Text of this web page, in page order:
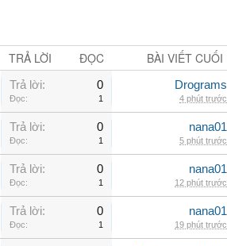
TRẢ LỜI ĐỌC BÀI VIẾT CUỐI
Trả lời: 0
Đọc: 1
Drograms
4 phút trước
Trả lời: 0
Đọc: 1
nana01
5 phút trước
Trả lời: 0
Đọc: 1
nana01
12 phút trước
Trả lời: 0
Đọc: 1
nana01
19 phút trước